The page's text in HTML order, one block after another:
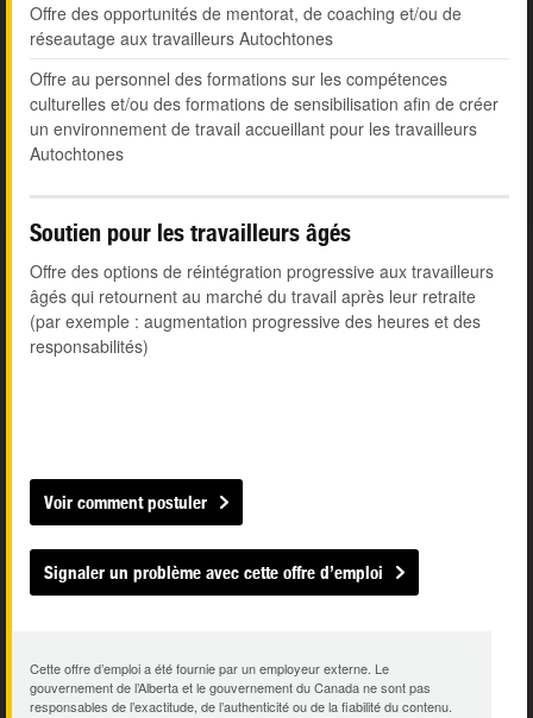
Offre des opportunités de mentorat, de coaching et/ou de
réseautage aux travailleurs Autochtones
Offre au personnel des formations sur les compétences
culturelles et/ou des formations de sensibilisation afin de créer
un environnement de travail accueillant pour les travailleurs
Autochtones
Soutien pour les travailleurs âgés
Offre des options de réintégration progressive aux travailleurs
âgés qui retournent au marché du travail après leur retraite
(par exemple : augmentation progressive des heures et des
responsabilités)
Voir comment postuler
Signaler un problème avec cette offre d’emploi
Cette offre d’emploi a été fournie par un employeur externe. Le
gouvernement de l’Alberta et le gouvernement du Canada ne sont pas
responsables de l’exactitude, de l’authenticité ou de la fiabilité du contenu.